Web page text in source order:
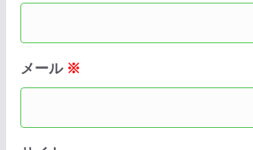
メール ※